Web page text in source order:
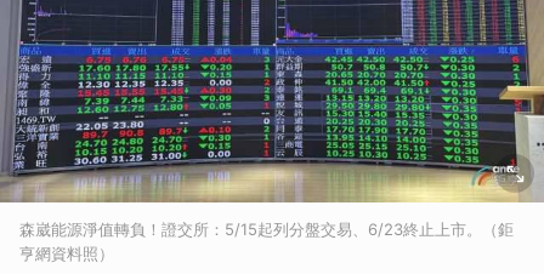
森崴能源淨值轉負！證交所：5/15起列分盤交易、6/23終止上市。（鉅
亨網資料照）